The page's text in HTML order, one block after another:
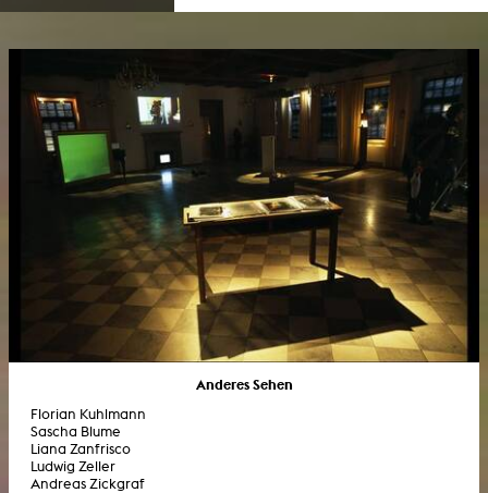
Anderes Sehen
Florian Kuhlmann
Sascha Blume
Liana Zanfrisco
Ludwig Zeller
Andreas Zickgraf